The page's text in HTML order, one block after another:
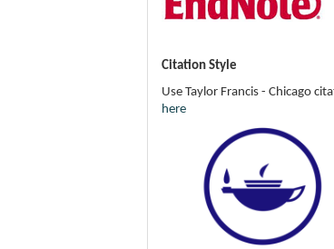
Citation Style
Use Taylor Francis - Chicago
here